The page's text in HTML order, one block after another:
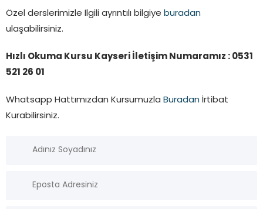
Özel derslerimizle İlgili ayrıntılı bilgiye buradan
ulaşabilirsiniz.
Hızlı Okuma Kursu Kayseri İletişim Numaramız : 0531
521 26 01
Whatsapp Hattımızdan Kursumuzla Buradan İrtibat
Kurabilirsiniz.